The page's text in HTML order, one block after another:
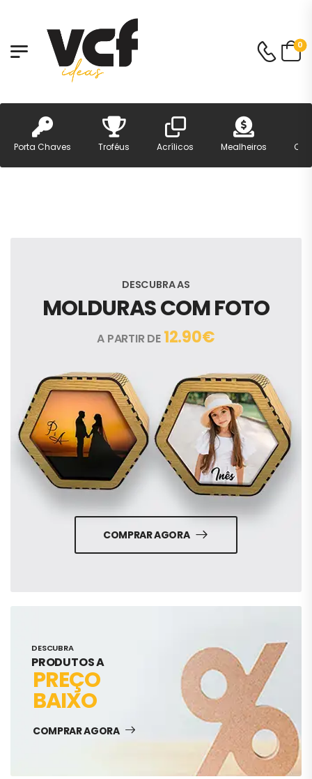
0
Porta Chaves Troféus Acrílicos Mealheiros
DESCUBRA AS
MOLDURAS COM FOTO
A PARTIR DE 12.90€
COMPRAR AGORA
DESCUBRA
PRODUTOS A
PREÇO
BAIXO
COMPRAR AGORA